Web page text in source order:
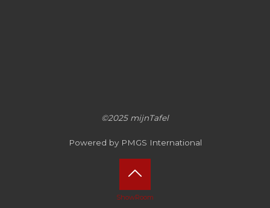
©2025 mijnTafel
Powered by PMGS International
ShowRoomTerug